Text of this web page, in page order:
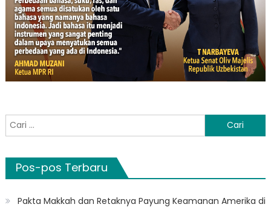
Cari
untuk:
Pos-pos Terbaru
Pakta Makkah dan Retaknya Payung Keamanan Amerika di